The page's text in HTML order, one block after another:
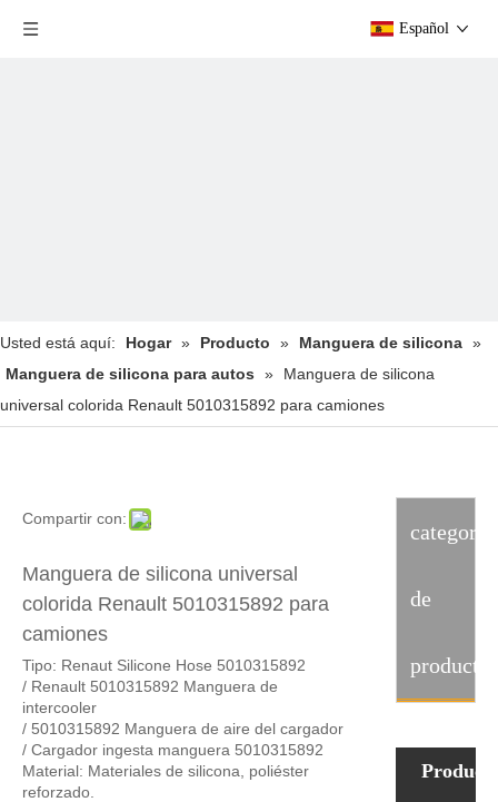
Español
Usted está aquí: Hogar » Producto » Manguera de silicona »
Manguera de silicona para autos
»
Manguera de silicona
universal colorida Renault 5010315892 para camiones
Compartir con:
Manguera de silicona universal
colorida Renault 5010315892 para
camiones
Tipo: Renaut Silicone Hose 5010315892
/ Renault 5010315892 Manguera de
intercooler
/ 5010315892 Manguera de aire del cargador
/ Cargador ingesta manguera 5010315892
Material: Materiales de silicona, poliéster
reforzado.
categoria
de
producto